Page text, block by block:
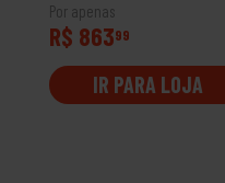
Por apenas
R$ 86399
IR PARA LOJA